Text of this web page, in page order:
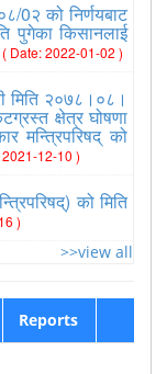
0२ को निर्णयबाट
पुगेका किसानलाई
( Date: 2022-01-02 )
मिति २०७८।०८।
क्षेत्र घोषणा
मन्त्रिपरिषद् को
12-10 )
को मिति
)
>>view all
Reports